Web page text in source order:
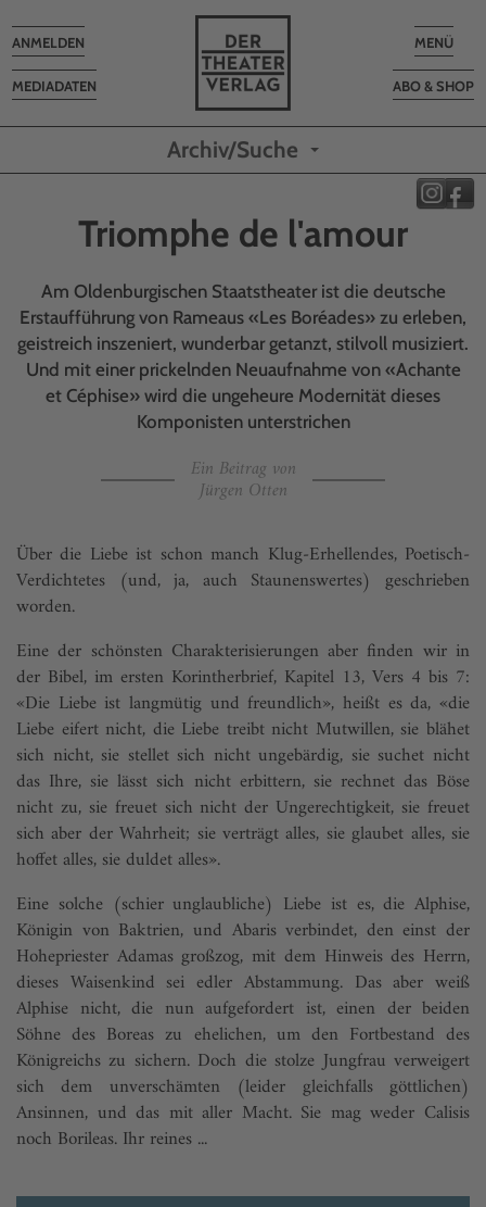
Toggle
MENÜ
ABO & SHOP
MEDIADATEN
Toggle
navigation
ANMELDEN
Archiv/Suche
Triomphe de l'amour
Am Oldenburgischen Staatstheater ist die deutsche
Erstaufführung von Rameaus «Les Boréades» zu erleben,
geistreich inszeniert, wunderbar getanzt, stilvoll musiziert.
Und mit einer prickelnden Neuaufnahme von «Achante
et Céphise» wird die ungeheure Modernität dieses
Komponisten unterstrichen
Ein Beitrag von
Jürgen Otten
Über die Liebe ist schon manch Klug-Erhellendes, Poetisch-
Verdichtetes (und, ja, auch Staunenswertes) geschrieben
worden.
Eine der schönsten Charakterisierungen aber finden wir in
der Bibel, im ersten Korintherbrief, Kapitel 13, Vers 4 bis 7:
«Die Liebe ist langmütig und freundlich», heißt es da, «die
Liebe eifert nicht, die Liebe treibt nicht Mutwillen, sie blähet
sich nicht, sie stellet sich nicht ungebärdig, sie suchet nicht
das Ihre, sie lässt sich nicht erbittern, sie rechnet das Böse
nicht zu, sie freuet sich nicht der Ungerechtigkeit, sie freuet
sich aber der Wahrheit; sie verträgt alles, sie glaubet alles, sie
hoffet alles, sie duldet alles».
Eine solche (schier unglaubliche) Liebe ist es, die Alphise,
Königin von Baktrien, und Abaris verbindet, den einst der
Hohepriester Adamas großzog, mit dem Hinweis des Herrn,
dieses Waisenkind sei edler Abstammung. Das aber weiß
Alphise nicht, die nun aufgefordert ist, einen der beiden
Söhne des Boreas zu ehelichen, um den Fortbestand des
Königreichs zu sichern. Doch die stolze Jungfrau verweigert
sich dem unverschämten (leider gleichfalls göttlichen)
Ansinnen, und das mit aller Macht. Sie mag weder Calisis
noch Borileas. Ihr reines ...